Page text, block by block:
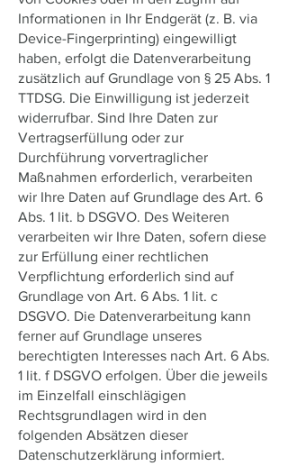
Informationen in Ihr Endgerät (z. B. via
Device-Fingerprinting) eingewilligt
haben, erfolgt die Datenverarbeitung
zusätzlich auf Grundlage von § 25 Abs. 1
TTDSG. Die Einwilligung ist jederzeit
widerrufbar. Sind Ihre Daten zur
Vertragserfüllung oder zur
Durchführung vorvertraglicher
Maßnahmen erforderlich, verarbeiten
wir Ihre Daten auf Grundlage des Art. 6
Abs. 1 lit. b DSGVO. Des Weiteren
verarbeiten wir Ihre Daten, sofern diese
zur Erfüllung einer rechtlichen
Verpflichtung erforderlich sind auf
Grundlage von Art. 6 Abs. 1 lit. c
DSGVO. Die Datenverarbeitung kann
ferner auf Grundlage unseres
berechtigten Interesses nach Art. 6 Abs.
1 lit. f DSGVO erfolgen. Über die jeweils
im Einzelfall einschlägigen
Rechtsgrundlagen wird in den
folgenden Absätzen dieser
Datenschutzerklärung informiert.